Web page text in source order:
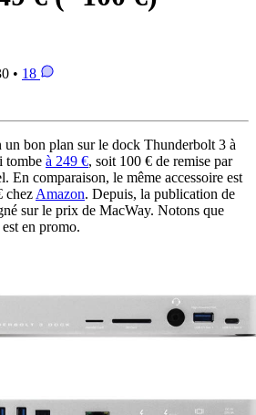
• 18
bon plan sur le dock Thunderbolt 3 à
tombe à 249 €, soit 100 € de remise par
En comparaison, le même accessoire est
chez Amazon. Depuis, la publication de
sur le prix de MacWay. Notons que
en promo.